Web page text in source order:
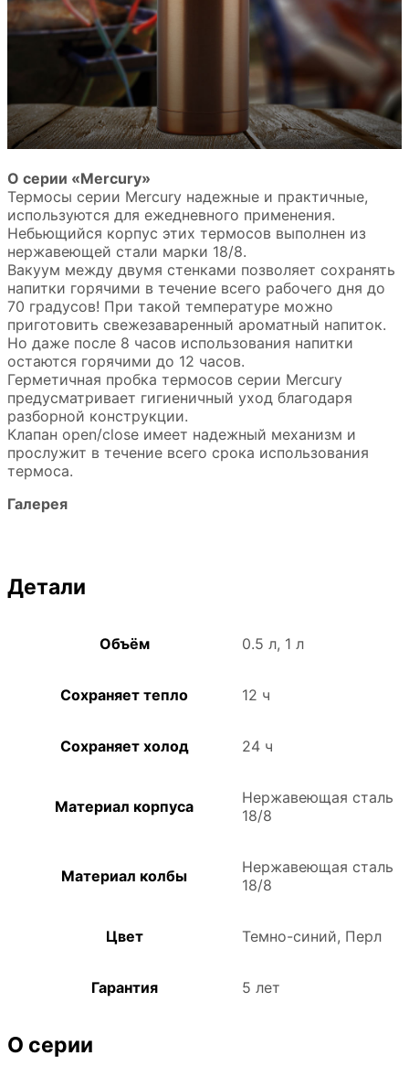
О серии «Mercury»
Термосы серии Mercury надежные и практичные,
используются для ежедневного применения.
Небьющийся корпус этих термосов выполнен из
нержавеющей стали марки 18/8.
Вакуум между двумя стенками позволяет сохранять
напитки горячими в течение всего рабочего дня до
70 градусов! При такой температуре можно
приготовить свежезаваренный ароматный напиток.
Но даже после 8 часов использования напитки
остаются горячими до 12 часов.
Герметичная пробка термосов серии Mercury
предусматривает гигиеничный уход благодаря
разборной конструкции.
Клапан open/close имеет надежный механизм и
прослужит в течение всего срока использования
термоса.
Галерея
Детали
Объём 0.5 л, 1 л
Сохраняет тепло 12 ч
Сохраняет холод 24 ч
Материал корпуса
Нержавеющая сталь
18/8
Материал колбы
Нержавеющая сталь
18/8
Цвет Темно-синий, Перл
Гарантия 5 лет
О серии